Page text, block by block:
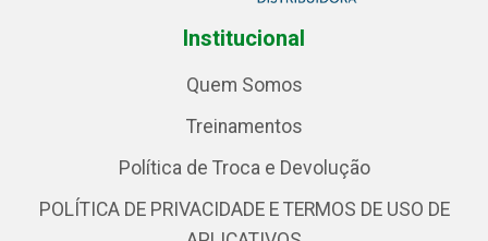
Institucional
Quem Somos
Treinamentos
Política de Troca e Devolução
POLÍTICA DE PRIVACIDADE E TERMOS DE USO DE